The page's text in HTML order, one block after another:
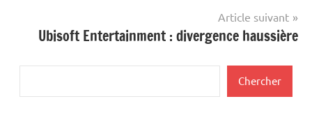
Article suivant
Ubisoft Entertainment : divergence haussière
Chercher